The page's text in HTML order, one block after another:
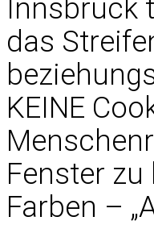
Innsbruck
das
KEINE
Fenster
Farben –